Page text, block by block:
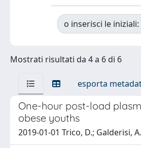
o inserisci le iniziali:
Mostrati risultati da 4 a 6 di 6
esporta
One-hour post-load
obese youths
2019-01-01 Trico, D.; Galderisi,